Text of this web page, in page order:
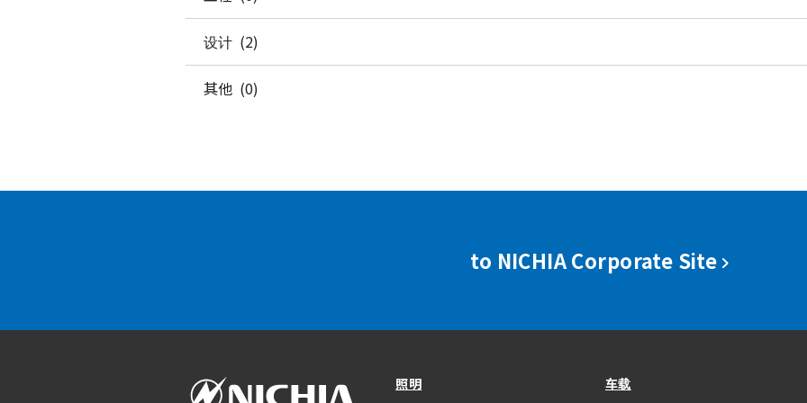
设计 (2)
其他 (0)
to NICHIA Corporate Site
照明 车载